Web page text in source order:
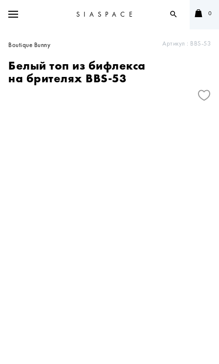
SIASPACE search 0
Артикул : BBS-53
Boutique Bunny
Белый топ из бифлекса
на брителях BBS-53